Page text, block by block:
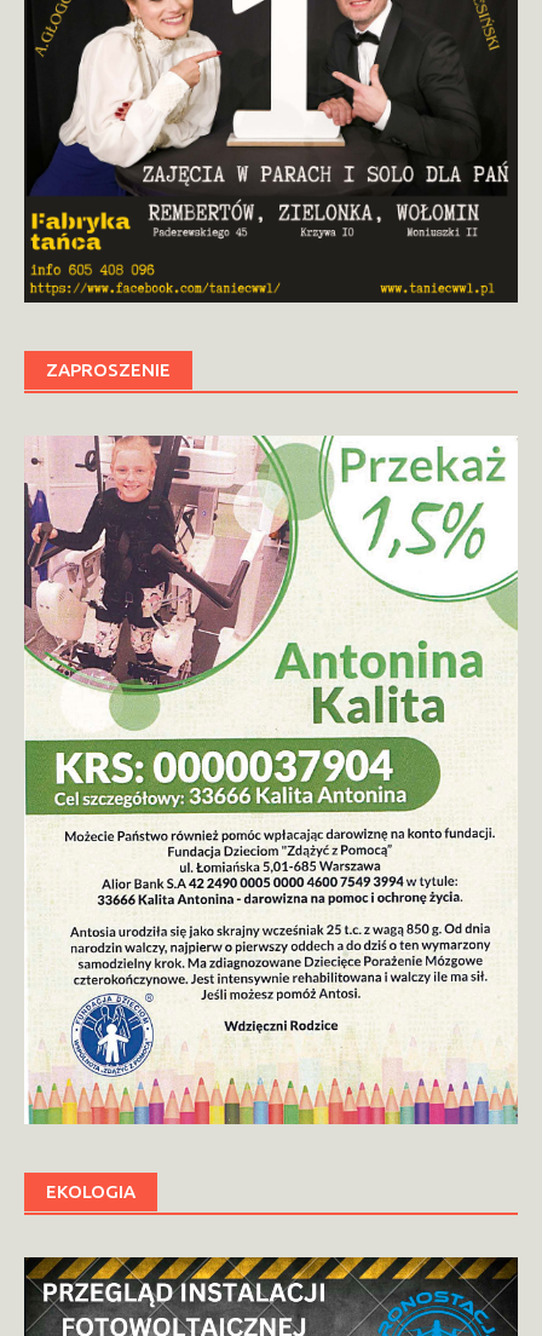
ZAPROSZENIE
EKOLOGIA